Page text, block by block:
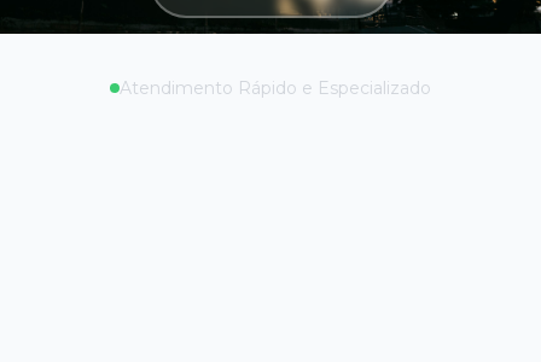
Atendimento Rápido e Especializado